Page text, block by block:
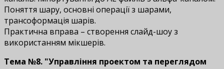
Поняття шару, основні операції з шарами,
трансоформація шарів.
Практична вправа – створення слайд-шоу з
використанням мікшерів.
Тема №8. "Управління проектом та переглядом